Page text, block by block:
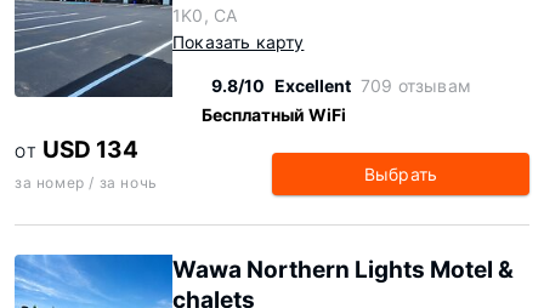
1K0, CA
Показать карту
9.8/10 Excellent 709 отзывам
Бесплатный WiFi
ОТ USD 134
за номер / за ночь Выбрать
Wawa Northern Lights Motel &
chalets